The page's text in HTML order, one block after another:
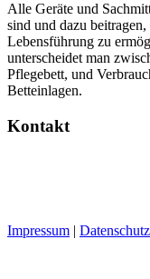
Alle Geräte und
sind und dazu
Lebensführung zu
unterscheidet man
Pflegebett, und
Betteinlagen.
Kontakt
Impressum | Datenschutz